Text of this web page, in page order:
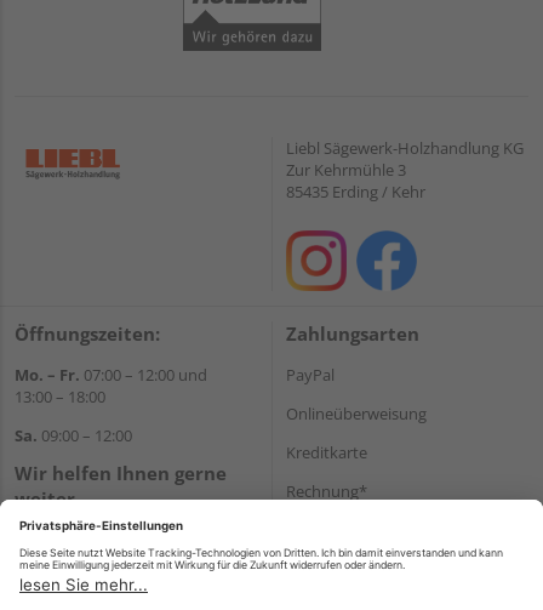
Liebl Sägewerk-Holzhandlung KG
Zur Kehrmühle 3
85435 Erding / Kehr
Öffnungszeiten:
Mo. – Fr. 07:00 – 12:00 und
13:00 – 18:00
Sa. 09:00 – 12:00
Wir helfen Ihnen gerne
weiter
Tel.:+49 8122 14197
E-Mail:vertrieb@holz-liebl.de
Zahlungsarten
PayPal
Onlineüberweisung
Kreditkarte
Rechnung*
Versand